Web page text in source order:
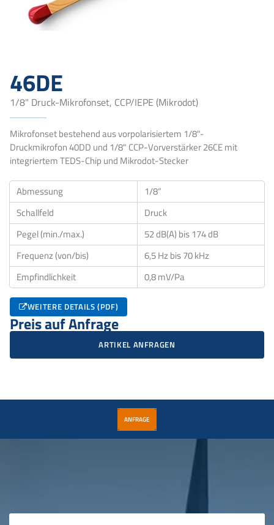
46DE
1/8" Druck-Mikrofonset, CCP/IEPE (Mikrodot)
Mikrofonset bestehend aus vorpolarisiertem 1/8"-
Druckmikrofon 40DD und 1/8" CCP-Vorverstärker 26CE mit
integriertem TEDS-Chip und Mikrodot-Stecker
Abmessung
1/8“
Schallfeld
Druck
Pegel (min./max.)
52 dB(A) bis 174 dB
Frequenz (von/bis)
6,5 Hz bis 70 kHz
Empfindlichkeit
0,8 mV/Pa
WEITERE DETAILS (PDF)
Preis auf Anfrage
ARTIKEL ANFRAGEN
ANFRAGE